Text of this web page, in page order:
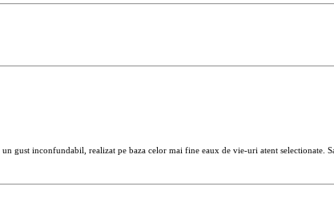
gust inconfundabil, realizat pe baza celor mai fine eaux de vie-uri atent